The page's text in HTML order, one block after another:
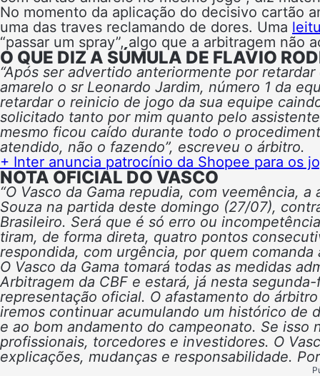
No momento da aplicação do decisivo cartão
uma das traves reclamando de dores. Uma
“passar um spray”, algo que a arbitragem não
O QUE DIZ A SÚMULA DE FLAVIO
“Após ser advertido anteriormente por
amarelo o sr Leonardo Jardim, número 1 da
retardar o reinicio de jogo da sua equipe
solicitado tanto por mim quanto pelo
mesmo ficou caído durante todo o
atendido, não o fazendo”, escreveu o árbitro.
+ Inter anuncia patrocínio da Shopee para os
NOTA OFICIAL DO VASCO
“O Vasco da Gama repudia, com veemência,
Souza na partida deste domingo (27/07),
Brasileiro. Será que é só erro ou
tiram, de forma direta, quatro pontos
respondida, com urgência, por quem comanda
O Vasco da Gama tomará todas as medidas
Arbitragem da CBF e estará, já nesta
representação oficial. O afastamento do
iremos continuar acumulando um histórico de
e ao bom andamento do campeonato. Se
profissionais, torcedores e investidores. O
explicações, mudanças e responsabilidade.